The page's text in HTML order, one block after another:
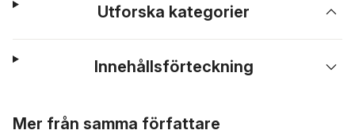
Utforska kategorier
Innehållsförteckning
Mer från samma författare